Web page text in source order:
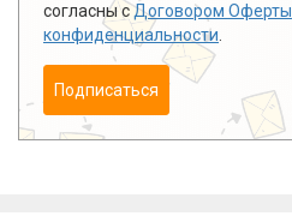
согласны сДоговором Оферты
конфиденциальности
Подписаться